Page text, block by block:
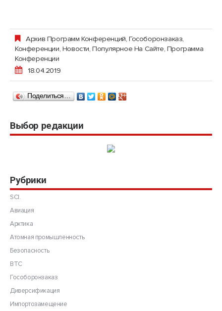
Архив Программ Конференций,Гособоронзаказ,
Конференции, Новости,Популярное На Сайте, Программа
Конференции
18.04.2019
Поделиться…
Выбор редакции
Рубрики
SCI.
Авиация
Арктика
Атомная промышленность
Безопасность
ВТС
Гособоронзаказ
Диверсификация
Импортозамещение